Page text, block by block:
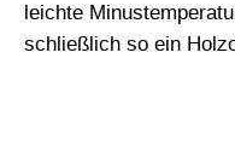
leichte
schließlich so ein